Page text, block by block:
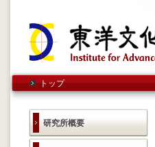
トップ
研究所概要